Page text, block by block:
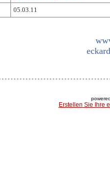
05.03.11
Erstellen Sie Ihre